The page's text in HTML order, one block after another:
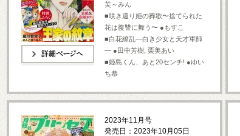
芙～みん
■咲き還り姫の葬歌〜捨てられた
花は復讐に舞う〜 ●もすこ
■白花繚乱—白き少女と天才軍師
— ●田中芳樹, 栗美あい
■姫島くん、あと20センチ! ●ゆい
ち恭
2023年11月号
発売日：2023年10月05日